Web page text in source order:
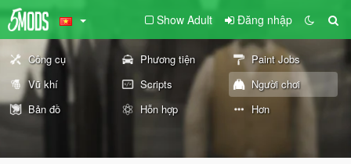
Show Adult Đăng nhập
Công cụ Phương tiện
Paint Jobs
Vũ khí
Scripts
Người chơi
Bản đồ
Hỗn hợp Hơn